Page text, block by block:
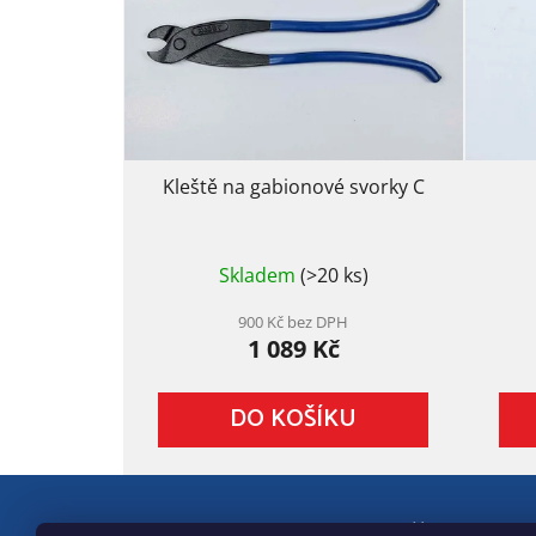
Kleště na gabionové svorky C
hodnocení
je
5,0
5
hvězdiček.
Skladem (>20 ks)
900 Kč bez DPH
1 089 Kč
DO KOŠÍKU
×
Kleště ZDARMA